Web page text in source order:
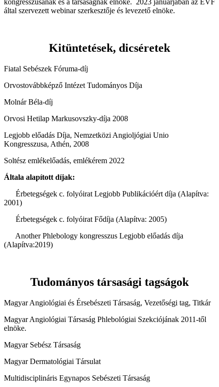
által szervezett webinar szerkesztője és levezető elnöke.
Kitüntetések, dicséretek
Fiatal Sebészek Fóruma-díj
Orvostovábbképző Intézet Tudományos Díja
Molnár Béla-díj
Orvosi Hetilap Markusovszky-díja 2008
Legjobb előadás Díja, Nemzetközi Angioljógiai Unio
Kongresszusa, Athén, 2008
Soltész emlékelőadás, emlékérem 2022
Általa alapított díjak:
Érbetegségek c. folyóirat Legjobb Publikációért díja (Alapítva:
2001)
Érbetegségek c. folyóirat Fődíja (Alapítva: 2005)
Another Phlebology kongresszus Legjobb előadás díja
(Alapítva:2019)
Tudományos társasági tagságok
Magyar Angiológiai és Érsebészeti Társaság, Vezetőségi tag, Titkár
Magyar Angiológiai Társaság Phlebológiai Szekciójának 2011-től
elnöke.
Magyar Sebész Társaság
Magyar Dermatológiai Társulat
Multidisciplináris Egynapos Sebészeti Társaság